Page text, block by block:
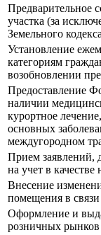
Предварительное
участка (за
Земельного
Установление
категориям
возобновлении
Предоставление
наличии
курортное
основных
междугородном
Прием заявлений,
на учет в
Внесение
помещения в
Оформление и
розничных рынков